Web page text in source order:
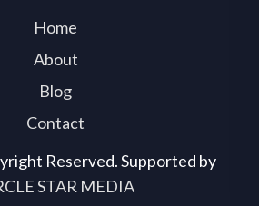
Reserved. Supported by
STAR MEDIA
Home
About
Blog
Contact